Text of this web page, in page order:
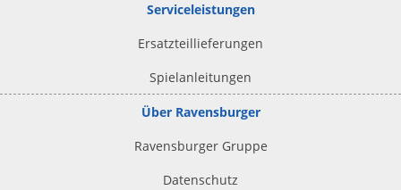
Serviceleistungen
Ersatzteillieferungen
Spielanleitungen
Über Ravensburger
Ravensburger Gruppe
Datenschutz